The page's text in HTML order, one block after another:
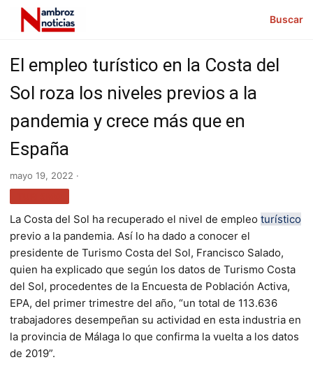
Buscar
El empleo turístico en la Costa del
Sol roza los niveles previos a la
pandemia y crece más que en
España
mayo 19, 2022 ·
La Costa del Sol ha recuperado el nivel de empleo turístico
previo a la pandemia. Así lo ha dado a conocer el
presidente de Turismo Costa del Sol, Francisco Salado,
quien ha explicado que según los datos de Turismo Costa
del Sol, procedentes de la Encuesta de Población Activa,
EPA, del primer trimestre del año, “un total de 113.636
trabajadores desempeñan su actividad en esta industria en
la provincia de Málaga lo que confirma la vuelta a los datos
de 2019”.